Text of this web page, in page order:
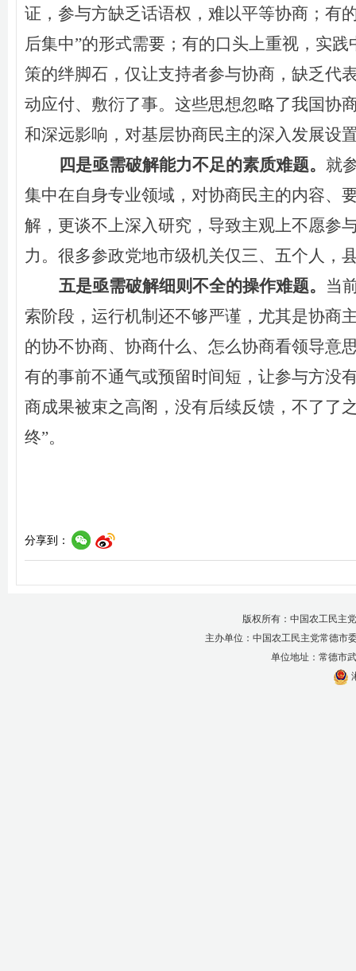
证 ，参与方缺乏话语权， 难以平等协商 ； 有
后集中”的形式需要；有的口头上重视，实
策的绊脚石， 仅让支持者参与协商 ，缺乏代
动应付、敷衍了事。这些思想忽略了我国协
和深远影响，对基层协商民主的深入发展设
四是亟需破解能力不足的素质难题。 就
集中在自身专业领域，对协商民主的内容、
解，更谈不上深入研究，导致主观上不愿参
力。很多参政党地市级机关仅三、五个人，
五是亟需破解细则不全的操作难题。 当
索阶段， 运行机制还不够严谨， 尤其是协商
的协不协商、协商什么、怎么协商看领导意
有的事前不通气或预留时间短 ， 让参与方没
商成果被束之高阁， 没有后续反馈，不了了
终”。
分享到：
版权所有：中国农工民主
主办单位：中国农工民主党常德
单位地址：常德市